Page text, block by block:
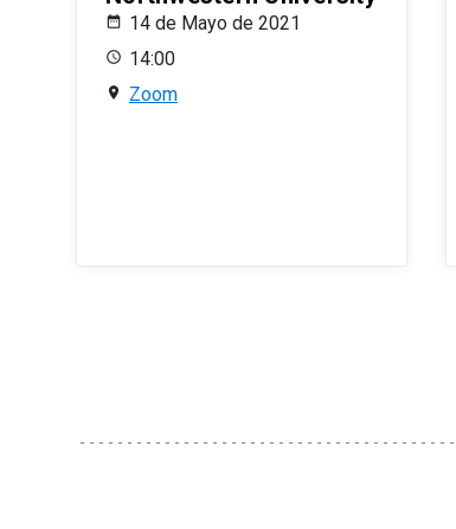
14 de Mayo de 2021
14:00
Zoom